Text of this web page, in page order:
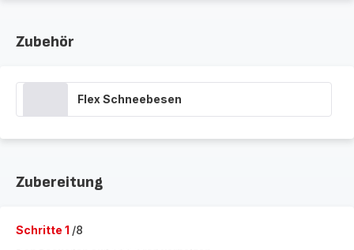
Zubehör
Flex Schneebesen
Zubereitung
Schritte 1 /8